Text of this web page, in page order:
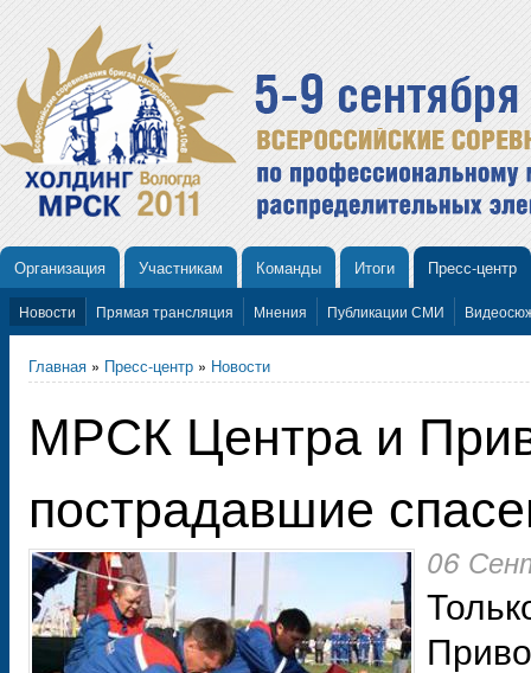
Организация Участникам Команды Итоги Пресс-центр
Новости Прямая трансляция Мнения Публикации СМИ
Главная » Пресс-центр » Новости
МРСК Центра и
пострадавшие
06